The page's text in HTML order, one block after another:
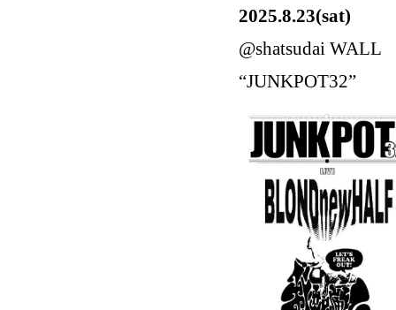
2025.8.23(sat)
@shatsudai WALL
“JUNKPOT32”